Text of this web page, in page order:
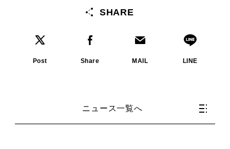
SHARE
Post Share MAIL LINE
ニュース一覧へ